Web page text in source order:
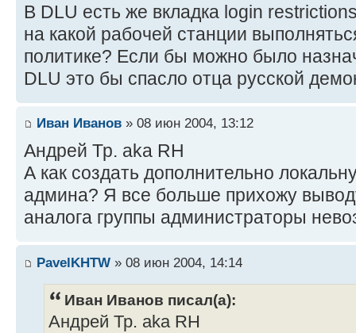
В DLU есть же вкладка login
на какой рабочей станции
политике? Если бы можно было
DLU это бы спасло отца русской
Иван Иванов » 08 июн 2004, 13:12
Андрей Тр. aka RH
А как создать дополнительно
админа? Я все больше прихожу
аналога группы администраторы
PavelKHTW » 08 июн 2004, 14:14
Иван Иванов писал(а):
Андрей Тр. aka RH